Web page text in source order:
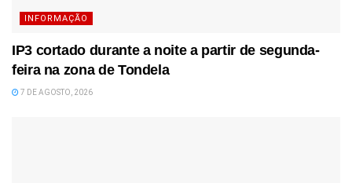
INFORMAÇÃO
IP3 cortado durante a noite a partir de segunda-
feira na zona de Tondela
7 DE AGOSTO, 2026